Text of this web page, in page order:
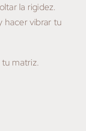
la rigidez.
hacer vibrar tu
matriz.